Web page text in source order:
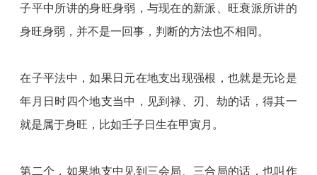
子平中所讲的身旺身弱，与现在的新派、旺衰派所讲的
身旺身弱，并不是一回事，判断的方法也不相同。
在子平法中，如果日元在地支出现强根，也就是无论是
年月日时四个地支当中，见到禄、刃、劫的话，得其一
就是属于身旺，比如壬子日生在甲寅月。
第二个，如果地支中见到三会局、三合局的话，也叫作